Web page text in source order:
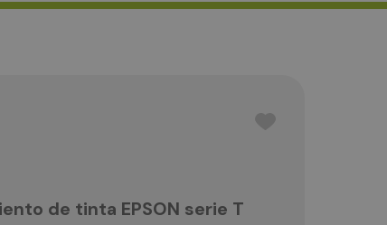
de tinta EPSON serie T